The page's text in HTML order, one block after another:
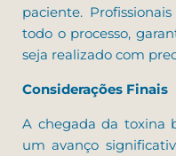
paciente.
todo o processo,
seja realizado com
Considerações Finais
A chegada da toxina
um avanço